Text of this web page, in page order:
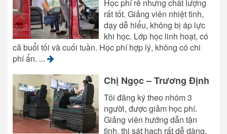
Học phí rẻ nhưng chất lượng
rất tốt. Giảng viên nhiệt tình,
dạy dễ hiểu, không bị áp lực
khi học. Lớp học linh hoạt, có
cả buổi tối và cuối tuần. Học phí hợp lý, không có chi
phí ẩn. ...
Chị Ngọc – Trương Định
Tôi đăng ký theo nhóm 3
người, được giảm học phí.
Giảng viên hướng dẫn tận
tình, thi sát hạch rất dễ dàng.